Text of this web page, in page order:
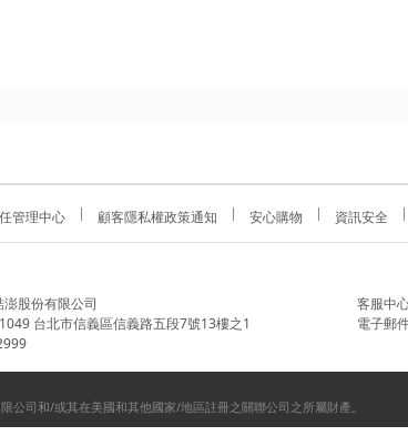
管理中心 顧客隱私權政策通知 安心購物 資訊安全
股份有限公司
台北市信義區信義路五段7號13樓之1
客服中
電子郵
公司和/或其在美國和其他國家/地區註冊之關聯公司之所屬財產。